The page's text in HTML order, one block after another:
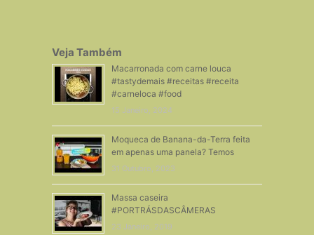
Veja Também
Macarronada com carne louca
#tastydemais #receitas #receita
#carneloca #food
15 Janeiro, 2024
Moqueca de Banana-da-Terra feita
em apenas uma panela? Temos
31 Outubro, 2023
Massa caseira
#PORTRÁSDASCÂMERAS
23 Janeiro, 2019